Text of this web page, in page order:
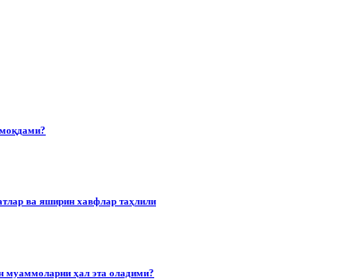
ва яширин хавфлар таҳлили
муаммоларни ҳал эта оладими?